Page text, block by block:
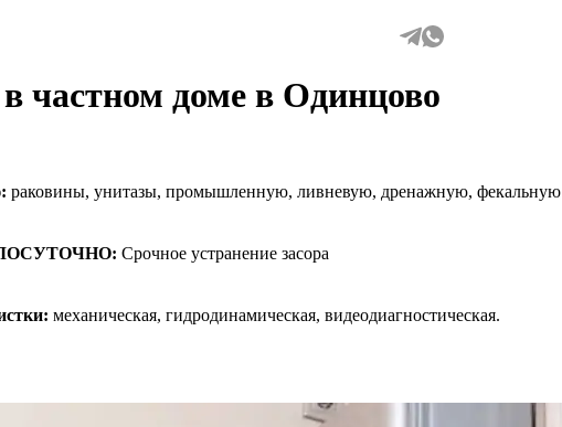
частном доме в Одинцово
раковины, унитазы, промышленную, ливневую, дренажную, фекальную
Срочное устранение засора
механическая, гидродинамическая, видеодиагностическая.